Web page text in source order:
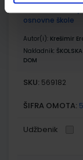
osnovne škole
Autor(i): Krešimir
Nakladnik:
DOM
SKU: 569182
ŠIFRA OMOTA:
Udžbenik